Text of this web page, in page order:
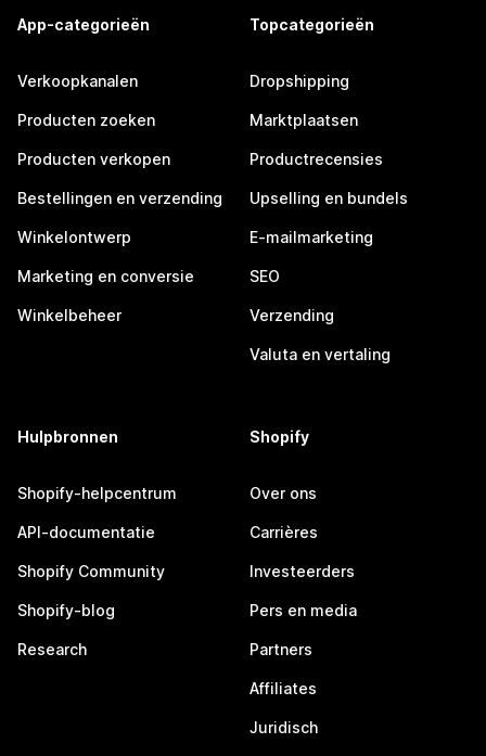
App-categorieën
Verkoopkanalen
Producten zoeken
Producten verkopen
Bestellingen en verzending
Winkelontwerp
Marketing en conversie
Winkelbeheer
Topcategorieën
Dropshipping
Marktplaatsen
Productrecensies
Upselling en bundels
E-mailmarketing
SEO
Verzending
Valuta en vertaling
Hulpbronnen
Shopify-helpcentrum
API-documentatie
Shopify Community
Shopify-blog
Research
Shopify
Over ons
Carrières
Investeerders
Pers en media
Partners
Affiliates
Juridisch